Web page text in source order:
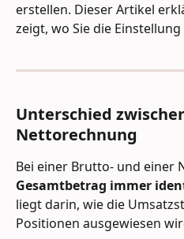
erstellen. Dieser Artikel
zeigt, wo Sie die
Unterschied
Nettorechnung
Bei einer Brutto- und einer
Gesamtbetrag immer
liegt darin, wie die
Positionen ausgewiesen